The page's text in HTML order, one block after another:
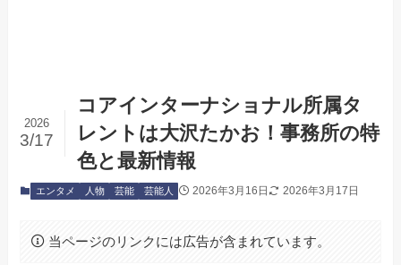
コアインターナショナル所属タ
レントは大沢たかお！事務所の特
色と最新情報
2026
3/17
エンタメ 人物 芸能 芸能人 2026年3月16日 2026年3月17日
当ページのリンクには広告が含まれています。